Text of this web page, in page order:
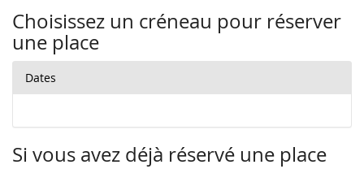
Choisissez un créneau pour réserver
une place
Dates
Si vous avez déjà réservé une place